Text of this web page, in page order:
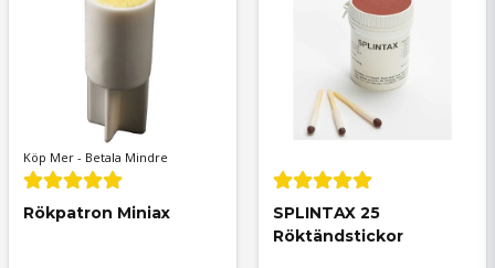
Namn
Mejladress
Köp Mer - Betala Mindre
Rökpatron Miniax
SPLINTAX 25
Röktändstickor